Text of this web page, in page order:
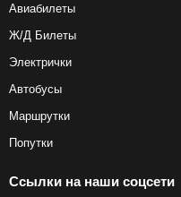
Авиабилеты
Ж/Д Билеты
Электрички
Автобусы
Маршрутки
Попутки
Ссылки на наши соцсети